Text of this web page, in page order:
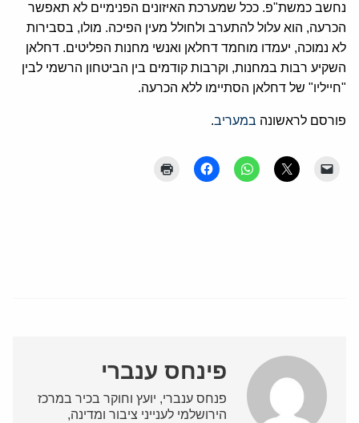
נחשב כמשת"פ. ככל שמערכת האיזונים הפנימיים לא תאפשר
הכרעה, הוא עלול להתערב ולחולל מעין הפיכה. מולו, בסבירות
לא נמוכה, יעמדו מוחמד דחלאן ואנשי מחנות הפליטים. דחלאן
השקיע רבות במחנות, וקרבות קודמים בין הביטחון הרשמי לבין
"חייליו" של דחלאן הסתיימו ללא הכרעה.
פורסם לראשונה במעריב.
פינחס ענברי
פנחס ענברי, יועץ וחוקר בכיר במרכז
הירושלמי לענייני ציבור ומדינה,